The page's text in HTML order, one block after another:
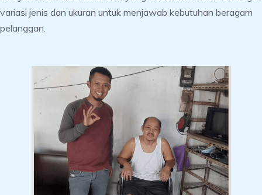
variasi jenis dan ukuran untuk menjawab kebutuhan beragam
pelanggan.